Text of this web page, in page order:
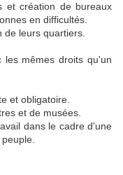
création de bureaux
en difficultés.
leurs quartiers.
mêmes droits qu'un
et obligatoire.
et de musées.
dans le cadre d'une